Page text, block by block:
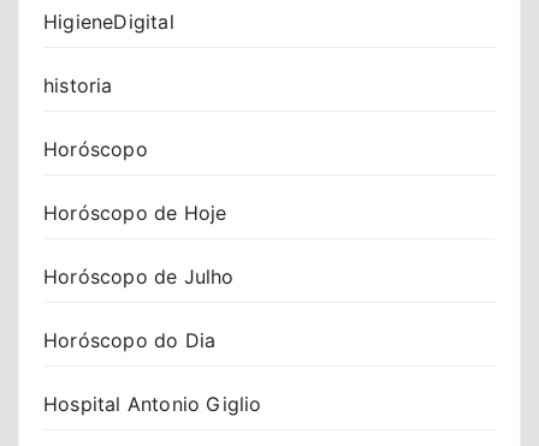
HigieneDigital
historia
Horóscopo
Horóscopo de Hoje
Horóscopo de Julho
Horóscopo do Dia
Hospital Antonio Giglio